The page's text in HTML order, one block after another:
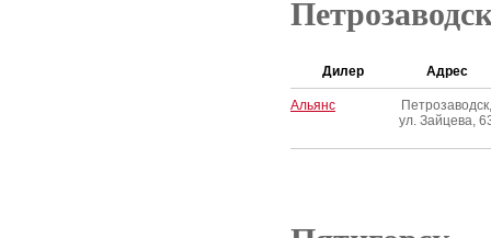
Дилер Адрес
Альянс
Петрозаводск,
ул. Зайцева,